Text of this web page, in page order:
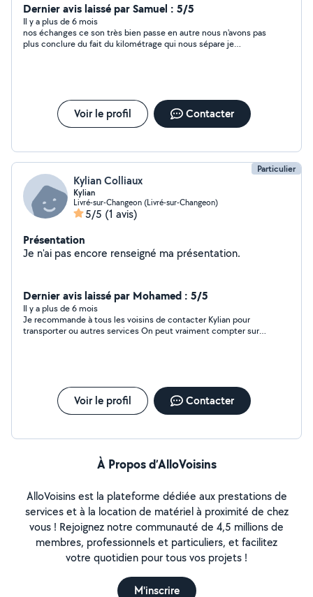
Dernier avis laissé par Samuel : 5/5
Il y a plus de 6 mois
nos échanges ce son très bien passe en autre nous n'avons pas
plus conclure du fait du kilométrage qui nous sépare je
Voir le profil Contacter
Particulier
Kylian Colliaux
Kylian
Livré-sur-Changeon (Livré-sur-Changeon)
5/5 (1 avis)
Présentation
Je n'ai pas encore renseigné ma présentation.
Dernier avis laissé par Mohamed : 5/5
Il y a plus de 6 mois
Je recommande à tous les voisins de contacter Kylian pour
transporter ou autres services On peut vraiment compter sur
Voir le profil Contacter
À Propos d’AlloVoisins
AlloVoisins est la plateforme dédiée aux prestations de
services et à la location de matériel à proximité de chez
vous ! Rejoignez notre communauté de 4,5 millions de
membres, professionnels et particuliers, et facilitez
votre quotidien pour tous vos projets !
M'inscrire